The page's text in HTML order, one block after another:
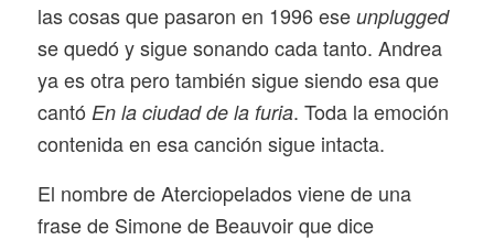
las cosas que pasaron en 1996 ese unplugged
se quedó y sigue sonando cada tanto. Andrea
ya es otra pero también sigue siendo esa que
cantó En la ciudad de la furia. Toda la emoción
contenida en esa canción sigue intacta.
El nombre de Aterciopelados viene de una
frase de Simone de Beauvoir que dice